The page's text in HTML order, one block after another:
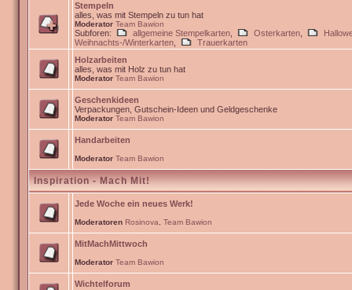
Stempeln
alles, was mit Stempeln zu tun hat
Moderator Team Bawion
Subforen: allgemeine Stempelkarten Osterkarten
Weihnachts-/Winterkarten
Trauerkarten
Holzarbeiten
alles, was mit Holz zu tun hat
Moderator Team Bawion
Geschenkideen
Verpackungen, Gutschein-Ideen und Geldgeschenke
Moderator Team Bawion
Handarbeiten
Moderator Team Bawion
Inspiration - Mach Mit!
Jede Woche ein neues Werk!
Moderatoren Rosinova Team Bawion
MitMachMittwoch
Moderator Team Bawion
Wichtelforum